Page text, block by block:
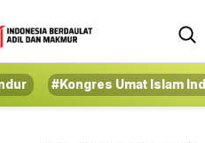
#Kongres Umat Islam